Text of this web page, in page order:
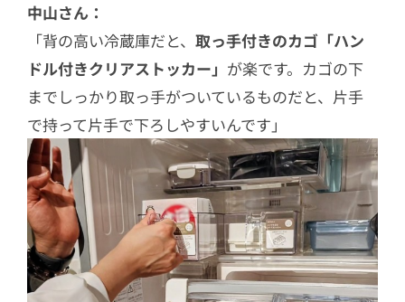
中山さん：
「背の高い冷蔵庫だと、 取っ手付きのカゴ「ハン
ドル付きクリアストッカー」 が楽です。カゴの下
までしっかり取っ手がついているものだと、片手
で持って片手で下ろしやすいんです」